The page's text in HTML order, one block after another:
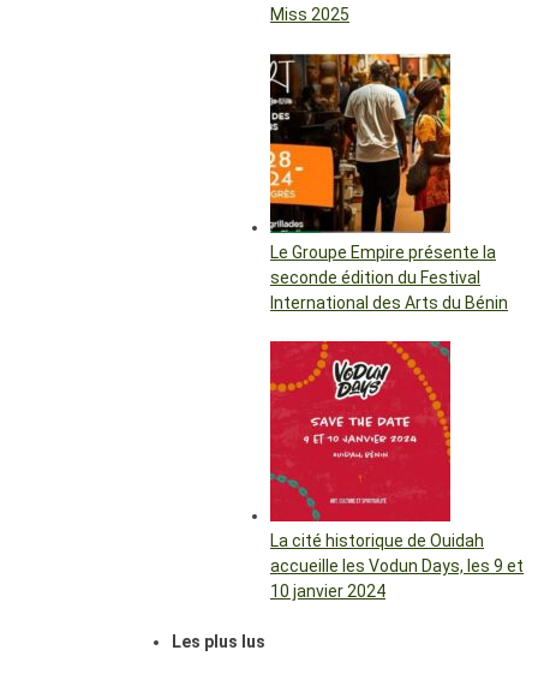
Miss 2025
Le Groupe Empire présente la
seconde édition du Festival
International des Arts du Bénin
La cité historique de Ouidah
accueille les Vodun Days, les 9 et
10 janvier 2024
Les plus lus